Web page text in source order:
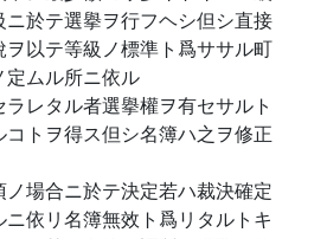
於テ選擧ヲ行フヘシ但シ直接
以テ等級ノ標準ト爲ササル町
ムル所ニ依ル
レタル者選擧權ヲ有セサルト
トヲ得ス但シ名簿ハ之ヲ修正
場合ニ於テ決定若ハ裁決確定
依リ名簿無效ト爲リタルトキ